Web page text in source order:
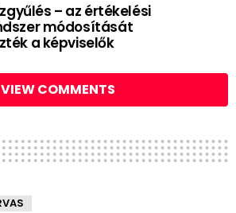
– az értékelési
módosítását
a képviselők
VIEW COMMENTS